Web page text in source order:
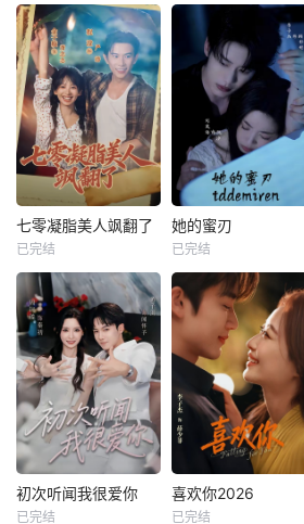
七零凝脂美人飒翻了
已完结
她的蜜刃
已完结
初次听闻我很爱你
已完结
喜欢你2026
已完结